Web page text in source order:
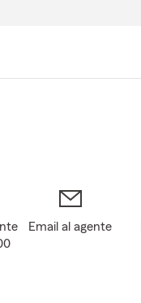
Email al agente